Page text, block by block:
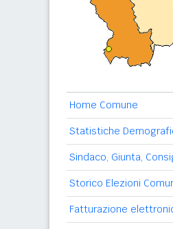
Home Comune
Statistiche
Sindaco, Giunta,
Storico Elezioni
Fatturazione